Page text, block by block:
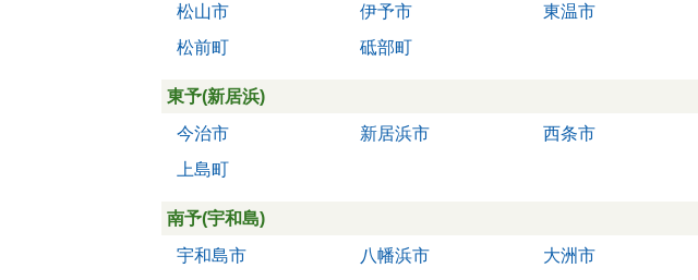
松山市
伊予市 東温市
松前町
砥部町
東予(新居浜)
今治市
新居浜市 西条市
上島町
南予(宇和島)
宇和島市
八幡浜市 大洲市